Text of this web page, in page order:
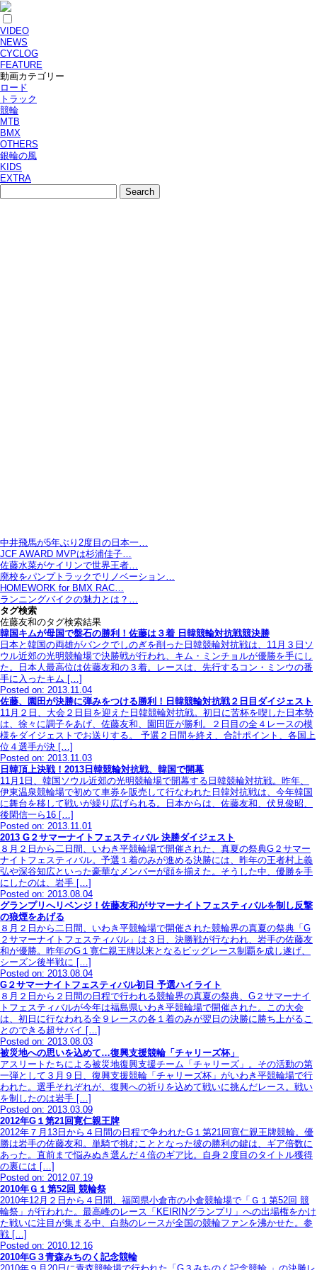
VIDEO
NEWS
CYCLOG
FEATURE
動画カテゴリー
ロード
トラック
競輪
MTB
BMX
OTHERS
銀輪の風
KIDS
EXTRA
中井飛馬が5年ぶり2度目の日本一…
JCF AWARD MVPは杉浦佳子…
佐藤水菜がケイリンで世界王者…
廃校をパンプトラックでリノベーション…
HOMEWORK for BMX RAC…
ランニングバイクの魅力とは？…
タグ検索
佐藤友和のタグ検索結果
韓国キムが母国で盤石の勝利！佐藤は３着 日韓競輪対抗戦競決勝
日本と韓国の両雄がバンクでしのぎを削った日韓競輪対抗戦は、11月３日ソ
ウル近郊の光明競輪場で決勝戦が行われ、キム・ミンチョルが優勝を手にし
た。日本人最高位は佐藤友和の３着。レースは、先行するコン・ミンウの番
手に入ったキム […]
Posted on: 2013.11.04
佐藤、園田が決勝に弾みをつける勝利！日韓競輪対抗戦２日目ダイジェスト
11月２日、大会２日目を迎えた日韓競輪対抗戦。初日に苦杯を喫した日本勢
は、徐々に調子をあげ、佐藤友和、園田匠が勝利。２日目の全４レースの模
様をダイジェストでお送りする。 予選２日間を終え、合計ポイント、各国上
位４選手が決 […]
Posted on: 2013.11.03
日韓頂上決戦！2013日韓競輪対抗戦、韓国で開幕
11月1日、韓国ソウル近郊の光明競輪場で開幕する日韓競輪対抗戦。昨年、
伊東温泉競輪場で初めて車券を販売して行なわれた日韓対抗戦は、今年韓国
に舞台を移して戦いが繰り広げられる。日本からは、佐藤友和、伏見俊昭、
後閑信一ら16 […]
Posted on: 2013.11.01
2013 G２サマーナイトフェスティバル 決勝ダイジェスト
８月２日から二日間、いわき平競輪場で開催された、真夏の祭典G２サマー
ナイトフェスティバル。予選１着のみが進める決勝には、昨年の王者村上義
弘や深谷知広といった豪華なメンバーが顔を揃えた。そうした中、優勝を手
にしたのは、岩手 […]
Posted on: 2013.08.04
グランプリへリベンジ！佐藤友和がサマーナイトフェスティバルを制し反撃
の狼煙をあげる
８月２日から二日間、いわき平競輪場で開催された競輪界の真夏の祭典「G
２サマーナイトフェスティバル」は３日、決勝戦が行なわれ、岩手の佐藤友
和が優勝。昨年のG１寛仁親王牌以来となるビッグレース制覇を成し遂げ、
シーズン後半戦に […]
Posted on: 2013.08.04
G２サマーナイトフェスティバル初日 予選ハイライト
８月２日から２日間の日程で行われる競輪界の真夏の祭典、G２サマーナイ
トフェスティバルが今年は福島県いわき平競輪場で開催された。この大会
は、初日に行なわれる全９レースの各１着のみが翌日の決勝に勝ち上がるこ
とのできる超サバイ […]
Posted on: 2013.08.03
被災地への思いを込めて…復興支援競輪「チャリーズ杯」
アスリートたちによる被災地復興支援チーム「チャリーズ」。その活動の第
一弾として３月９日、復興支援競輪「チャリーズ杯」がいわき平競輪場で行
われた。選手それぞれが、復興への祈りを込めて戦いに挑んだレース。戦い
を制したのは岩手 […]
Posted on: 2013.03.09
2012年G１第21回寛仁親王牌
2012年７月13日から４日間の日程で争われたG１第21回寛仁親王牌競輪。優
勝は岩手の佐藤友和。単騎で挑むこととなった彼の勝利の鍵は、ギア倍数に
あった。直前まで悩みぬき選んだ４倍のギア比。自身２度目のタイトル獲得
の裏には […]
Posted on: 2012.07.19
2010年Ｇ１第52回 競輪祭
2010年12月２日から４日間、福岡県小倉市の小倉競輪場で「Ｇ１第52回 競
輪祭」が行われた。最高峰のレース「KEIRINグランプリ」への出場権をかけ
た戦いに注目が集まる中、白熱のレースが全国の競輪ファンを沸かせた。参
戦 […]
Posted on: 2010.12.16
2010年G３青森みちのく記念競輪